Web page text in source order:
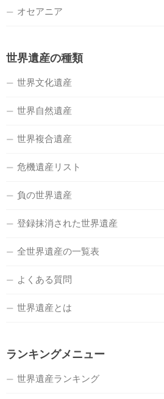
オセアニア
世界遺産の種類
世界文化遺産
世界自然遺産
世界複合遺産
危機遺産リスト
負の世界遺産
登録抹消された世界遺産
全世界遺産の一覧表
よくある質問
世界遺産とは
ランキングメニュー
世界遺産ランキング